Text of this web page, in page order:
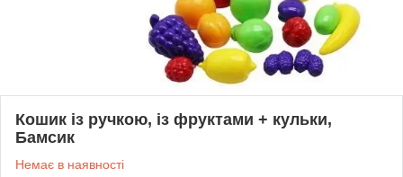
Кошик із ручкою, із фруктами + кульки,
Бамсик
Немає в наявності